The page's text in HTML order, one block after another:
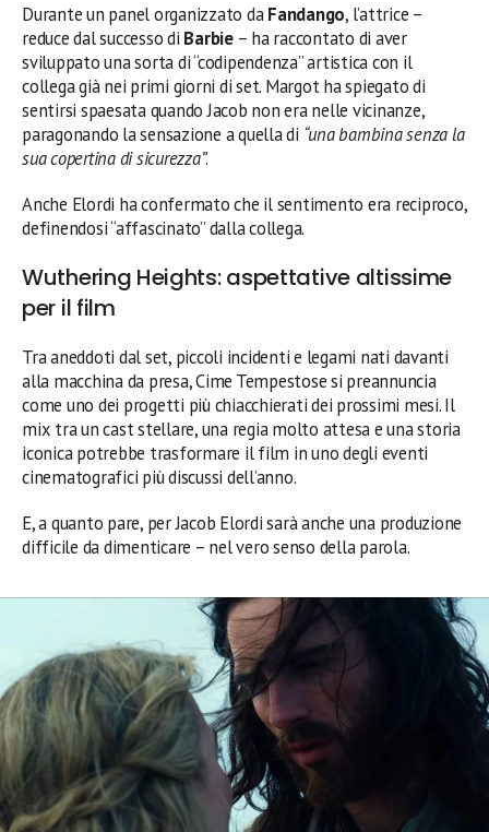
Durante un panel organizzato daFandango, l’attrice –
reduce dal successo di Barbie– ha raccontato di aver
sviluppato una sorta di “codipendenza” artistica con il
collega già nei primi giorni di set. Margot ha spiegato di
sentirsi spaesata quando Jacob non era nelle vicinanze,
paragonando la sensazione a quella di “una bambina senza la
sua copertina di sicurezza”.
Anche Elordi ha confermato che il sentimento era reciproco,
definendosi “affascinato” dalla collega.
Wuthering Heights: aspettative altissime
per il film
Tra aneddoti dal set, piccoli incidenti e legami nati davanti
alla macchina da presa, Cime Tempestose si preannuncia
come uno dei progetti più chiacchierati dei prossimi mesi. Il
mix tra un cast stellare, una regia molto attesa e una storia
iconica potrebbe trasformare il film in uno degli eventi
cinematografici più discussi dell’anno.
E, a quanto pare, per Jacob Elordi sarà anche una produzione
difficile da dimenticare – nel vero senso della parola.